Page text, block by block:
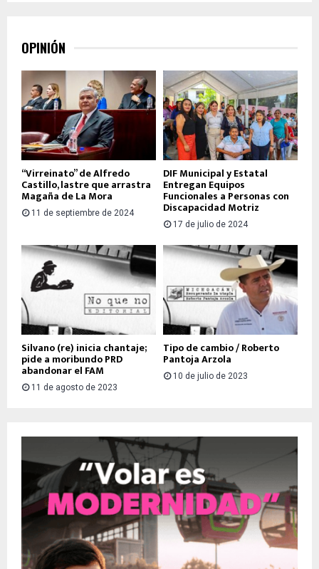
OPINIÓN
“Virreinato” de Alfredo
Castillo, lastre que arrastra
Magaña de La Mora
11 de septiembre de 2024
DIF Municipal y Estatal
Entregan Equipos
Funcionales a Personas con
Discapacidad Motriz
17 de julio de 2024
Silvano (re) inicia chantaje;
pide a moribundo PRD
abandonar el FAM
11 de agosto de 2023
Tipo de cambio / Roberto
Pantoja Arzola
10 de julio de 2023